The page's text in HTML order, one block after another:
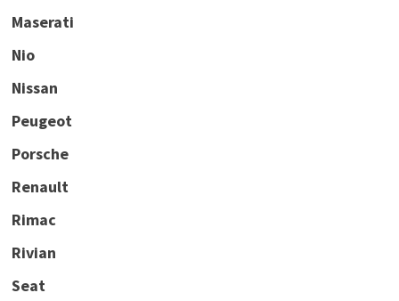
Maserati
Nio
Nissan
Peugeot
Porsche
Renault
Rimac
Rivian
Seat